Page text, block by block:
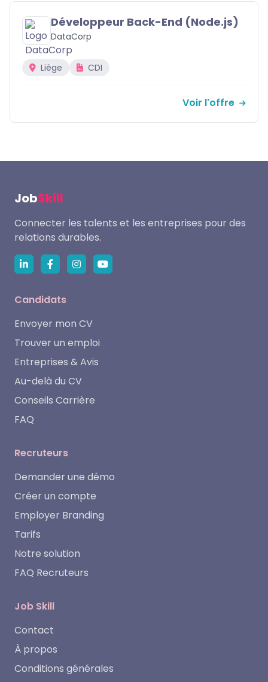
Designer UX/UI Senior
Namur (Hybride)
Voir
JobSkill
Connecter les talents et les entreprises pour des
relations durables.
Candidats
Envoyer mon CV
Trouver un emploi
Entreprises & Avis
Au-delà du CV
Conseils Carrière
FAQ
Recruteurs
Demander une démo
Créer un compte
Employer Branding
Tarifs
Notre solution
FAQ Recruteurs
Job Skill
Contact
À propos
Conditions générales